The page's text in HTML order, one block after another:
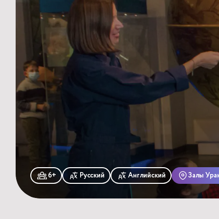
6+ Русский Английский Залы